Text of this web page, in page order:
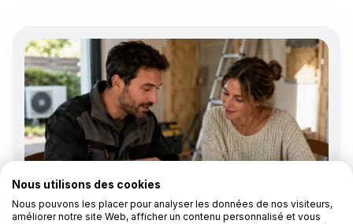
Nous utilisons des cookies
Nous pouvons les placer pour analyser les données de nos visiteurs,
améliorer notre site Web, afficher un contenu personnalisé et vous